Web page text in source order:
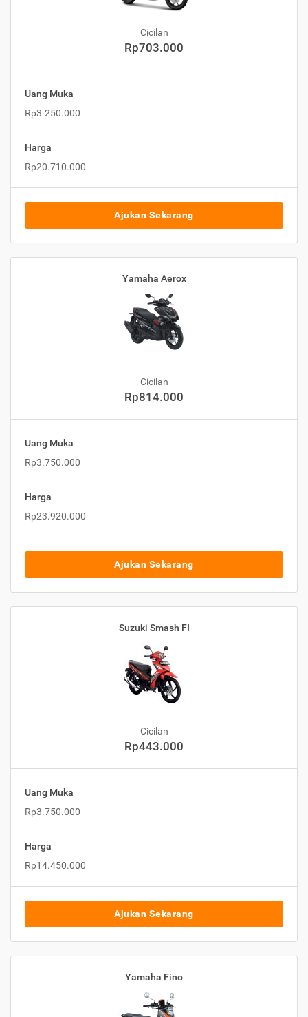
Cicilan
Rp703.000
Uang Muka
Rp3.250.000
Harga
Rp20.710.000
Ajukan Sekarang
Yamaha Aerox
Cicilan
Rp814.000
Uang Muka
Rp3.750.000
Harga
Rp23.920.000
Ajukan Sekarang
Suzuki Smash FI
Cicilan
Rp443.000
Uang Muka
Rp3.750.000
Harga
Rp14.450.000
Ajukan Sekarang
Yamaha Fino